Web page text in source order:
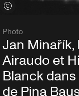
Voir les crédits
Photo
Jan Minařík,
Airaudo et
Blanck dans
de Pina